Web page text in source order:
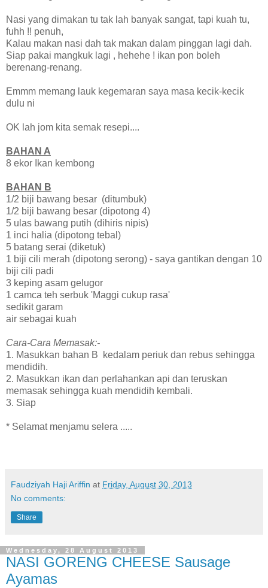
Nasi yang dimakan tu tak lah banyak sangat, tapi kuah tu,
fuhh !! penuh,
Kalau makan nasi dah tak makan dalam pinggan lagi dah.
Siap pakai mangkuk lagi , hehehe ! ikan pon boleh
berenang-renang.
Emmm memang lauk kegemaran saya masa kecik-kecik
dulu ni
OK lah jom kita semak resepi....
BAHAN A
8 ekor Ikan kembong
BAHAN B
1/2 biji bawang besar (ditumbuk)
1/2 biji bawang besar (dipotong 4)
5 ulas bawang putih (dihiris nipis)
1 inci halia (dipotong tebal)
5 batang serai (diketuk)
1 biji cili merah (dipotong serong) - saya gantikan dengan 10
biji cili padi
3 keping asam gelugor
1 camca teh serbuk 'Maggi cukup rasa'
sedikit garam
air sebagai kuah
Cara-Cara Memasak:-
1. Masukkan bahan B kedalam periuk dan rebus sehingga
mendidih.
2. Masukkan ikan dan perlahankan api dan teruskan
memasak sehingga kuah mendidih kembali.
3. Siap
* Selamat menjamu selera .....
Faudziyah Haji Ariffin at Friday, August 30, 2013
No comments:
Share
Wednesday, 28 August 2013
NASI GORENG CHEESE Sausage
Ayamas